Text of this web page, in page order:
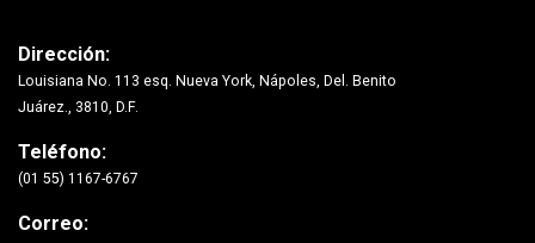
Dirección:
Louisiana No. 113 esq. Nueva York, Nápoles, Del. Benito
Juárez., 3810, D.F.
Teléfono:
(01 55) 1167-6767
Correo: